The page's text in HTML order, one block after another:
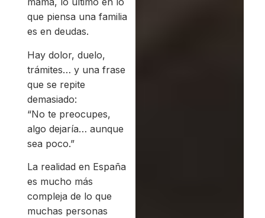
que piensa una familia
es en deudas.
Hay dolor, duelo,
trámites… y una frase
que se repite
demasiado:
“No te preocupes,
algo dejaría… aunque
sea poco.”
La realidad en España
es mucho más
compleja de lo que
muchas personas